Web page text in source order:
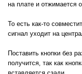
на плате и отжимается
То есть как-то
сигнал уходит на
Поставить кнопки без
получится, так как